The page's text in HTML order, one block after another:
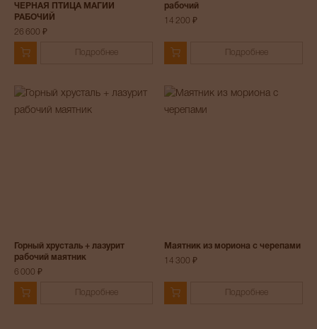
ЧЕРНАЯ ПТИЦА МАГИИ
РАБОЧИЙ
26 600 ₽
Подробнее
рабочий
14 200 ₽
Подробнее
Горный хрусталь + лазурит
рабочий маятник
6 000 ₽
Подробнее
Маятник из мориона с черепами
14 300 ₽
Подробнее